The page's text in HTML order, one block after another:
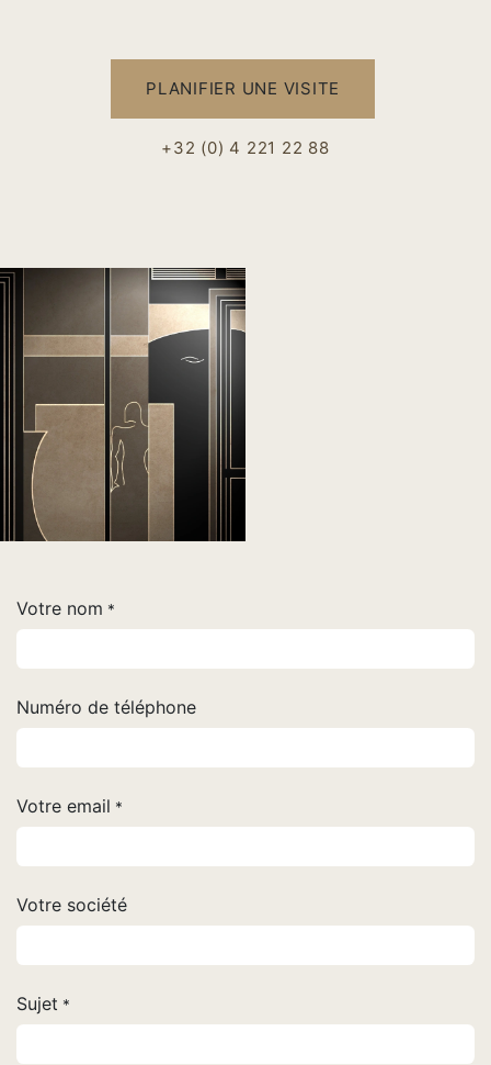
PLANIFIER UNE VISITE
+32 (0) 4 221 22 88
Votre nom *
Numéro de téléphone
Votre email *
Votre société
Sujet *